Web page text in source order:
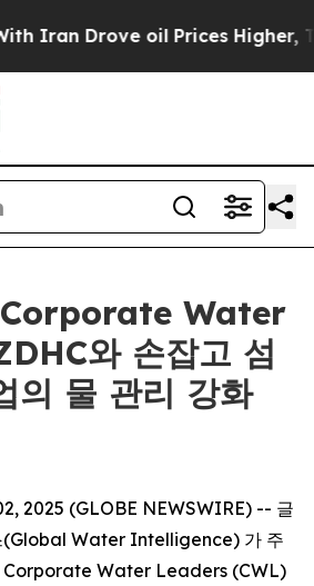
Drove oil Prices Higher,
Water
와 손잡고 섬
의 물 관리 강화
2025 (GLOBE NEWSWIRE) -- 글
(Global Water Intelligence) 가 주
Corporate Water Leaders (CWL)